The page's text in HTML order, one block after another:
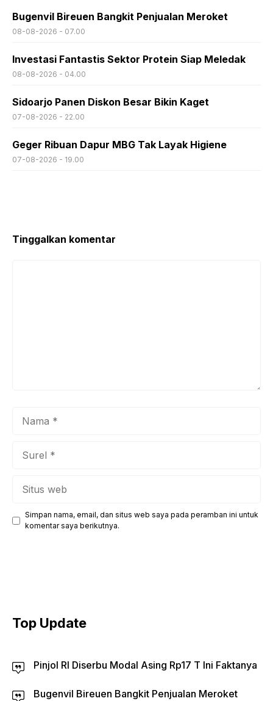
Bugenvil Bireuen Bangkit Penjualan Meroket
08-08-2026 - 07.00
Investasi Fantastis Sektor Protein Siap Meledak
08-08-2026 - 04.00
Sidoarjo Panen Diskon Besar Bikin Kaget
07-08-2026 - 22.00
Geger Ribuan Dapur MBG Tak Layak Higiene
07-08-2026 - 19.00
Tinggalkan komentar
Simpan nama, email, dan situs web saya pada peramban ini untuk
komentar saya berikutnya.
Top Update
Pinjol RI Diserbu Modal Asing Rp17 T Ini Faktanya
Bugenvil Bireuen Bangkit Penjualan Meroket